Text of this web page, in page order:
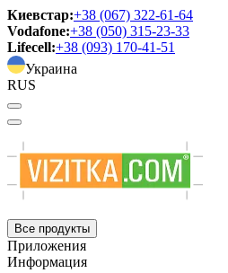
Киевстар:+38 (067) 322-61-64
Vodafone:+38 (050) 315-23-33
Lifecell:+38 (093) 170-41-51
Украина
RUS
Все продукты
Приложения
Информация